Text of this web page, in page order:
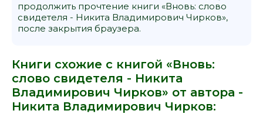
продолжить прочтение книги «Вновь: слово
свидетеля - Никита Владимирович Чирков»,
после закрытия браузера.
Книги схожие с книгой «Вновь:
слово свидетеля - Никита
Владимирович Чирков» от автора -
Никита Владимирович Чирков: